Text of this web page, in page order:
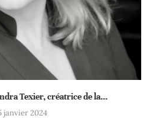
Texier, créatrice de la...
janvier 2024